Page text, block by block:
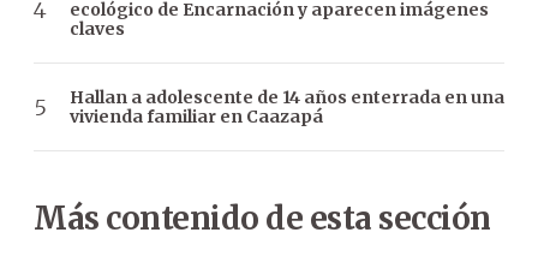
ecológico de Encarnación y aparecen imágenes
claves
Hallan a adolescente de 14 años enterrada en una
vivienda familiar en Caazapá
Más contenido de esta sección